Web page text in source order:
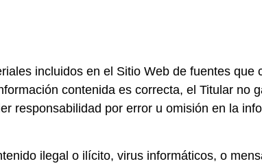
incluidos en el Sitio Web de fuentes que
contenida es correcta, el Titular no
responsabilidad por error u omisión en la
ilegal o ilícito, virus informáticos, o